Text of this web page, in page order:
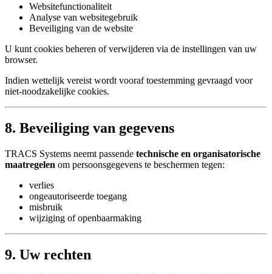
Websitefunctionaliteit
Analyse van websitegebruik
Beveiliging van de website
U kunt cookies beheren of verwijderen via de instellingen van uw
browser.
Indien wettelijk vereist wordt vooraf toestemming gevraagd voor
niet-noodzakelijke cookies.
8. Beveiliging van gegevens
TRACS Systems neemt passende technische en organisatorische
maatregelen om persoonsgegevens te beschermen tegen:
verlies
ongeautoriseerde toegang
misbruik
wijziging of openbaarmaking
9. Uw rechten